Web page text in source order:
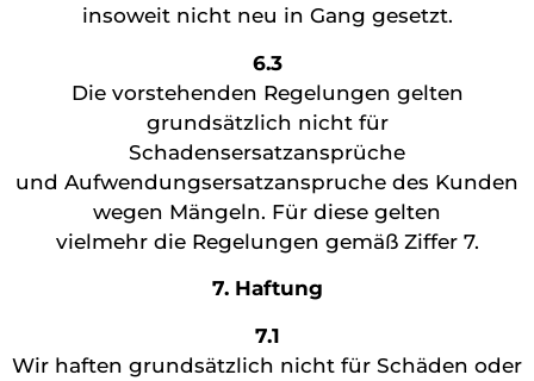
insoweit nicht neu in Gang gesetzt.
6.3
Die vorstehenden Regelungen gelten
grundsätzlich nicht für
Schadensersatzansprüche
und Aufwendungsersatzanspruche des Kunden
wegen Mängeln. Für diese gelten
vielmehr die Regelungen gemäß Ziffer 7.
7. Haftung
7.1
Wir haften grundsätzlich nicht für Schäden oder